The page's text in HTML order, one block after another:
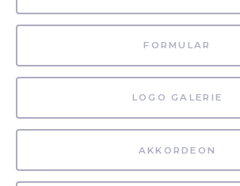
FORMULAR
LOGO GALERIE
AKKORDEON